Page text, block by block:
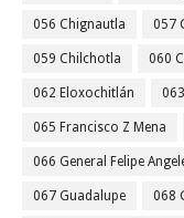
056 Chignautla 057
059 Chilchotla 060
062 Eloxochitlán
065 Francisco Z Mena
066 General Felipe
067 Guadalupe 068